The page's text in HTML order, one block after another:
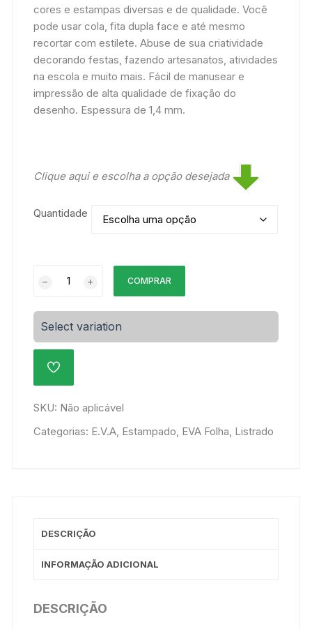
cores e estampas diversas e de qualidade. Você
pode usar cola, fita dupla face e até mesmo
recortar com estilete. Abuse de sua criatividade
decorando festas, fazendo artesanatos, atividades
na escola e muito mais. Fácil de manusear e
impressão de alta qualidade de fixação do
desenho. Espessura de 1,4 mm.
Clique aqui e escolha a opção desejada
Quantidade
Estampado
Decorado
47x40cm
Listrado
115-
P-
quantidade
COMPRAR
Select variation
ADICIONAR
DE
DESEJOS
SKU: Não aplicável
Categorias: E.V.A Estampado EVA Folha Listrado
DESCRIÇÃO
INFORMAÇÃO ADICIONAL
DESCRIÇÃO